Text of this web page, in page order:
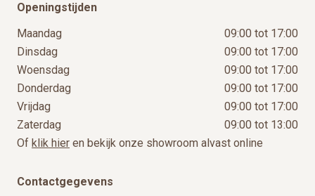
Openingstijden
Maandag
09:00 tot 17:00
Dinsdag
09:00 tot 17:00
Woensdag
09:00 tot 17:00
Donderdag
09:00 tot 17:00
Vrijdag
09:00 tot 17:00
Zaterdag
09:00 tot 13:00
Of klik hier en bekijk onze showroom alvast online
Contactgegevens